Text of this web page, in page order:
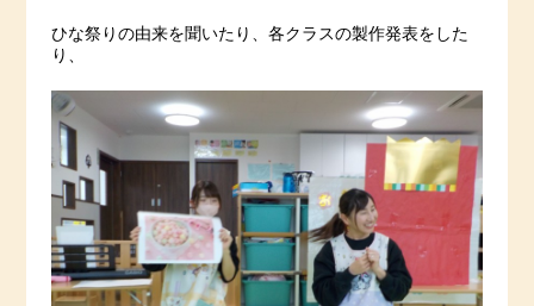
ひな祭りの由来を聞いたり、各クラスの製作発表をした
り、